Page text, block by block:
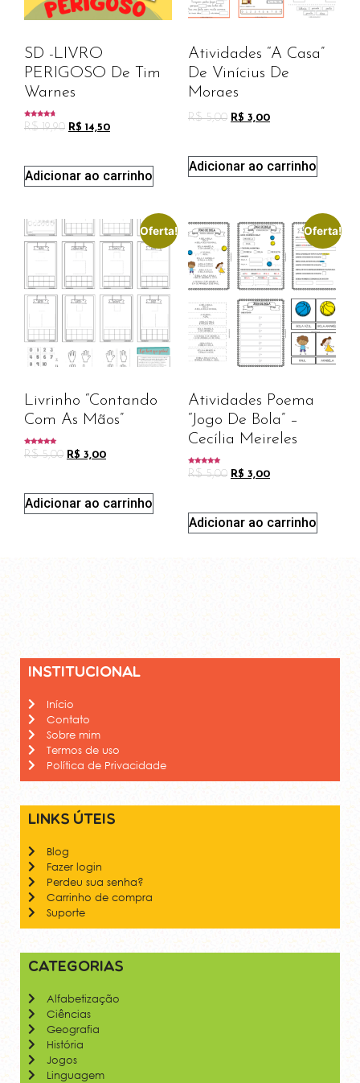
SD -LIVRO
PERIGOSO De Tim
Warnes
Avaliação
4.42
R$19,90 R$ 14,50
Adicionar ao carrinho
Atividades “A Casa”
De Vinícius De
Moraes
R$5,00 R$ 3,00
Adicionar ao carrinho
Oferta!
Livrinho “Contando
Com As Mãos”
Avaliação
5.00
R$5,00 R$ 3,00
Adicionar ao carrinho
Oferta!
Atividades Poema
“Jogo De Bola” –
Cecília Meireles
Avaliação
5.00
R$5,00 R$ 3,00
Adicionar ao carrinho
Institucional
Início
Contato
Sobre mim
Termos de uso
Política de Privacidade
Links úteis
Blog
Fazer login
Perdeu sua senha?
Carrinho de compra
Suporte
Categorias
Alfabetização
Ciências
Geografia
História
Jogos
Linguagem